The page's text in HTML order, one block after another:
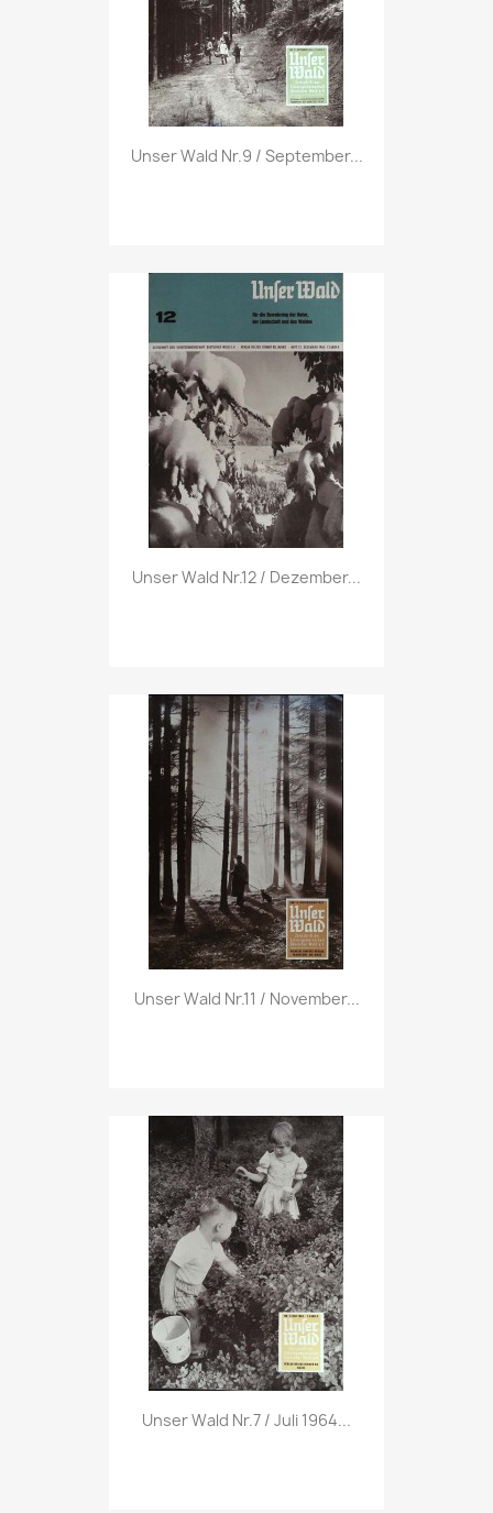
 Vorschau
Unser Wald Nr.9 / September...
 Vorschau
Unser Wald Nr.12 / Dezember...
Vorschau
Unser Wald Nr.11 / November...
Vorschau
Unser Wald Nr.7 / Juli 1964...